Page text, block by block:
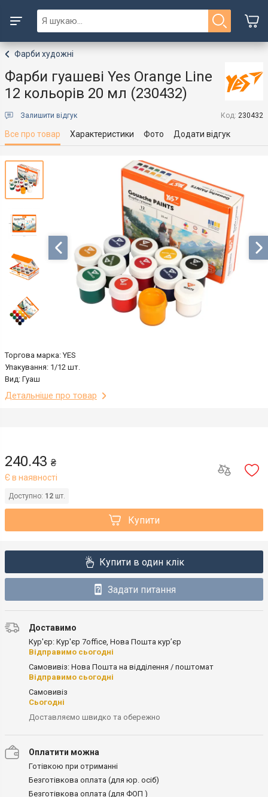
Фарби художні
Фарби гуашеві Yes Orange Line
12 кольорів 20 мл (230432)
Залишити відгук Код: 230432
Все про товар Характеристики Фото Додати відгук
Торгова марка: YES
Упакування: 1/12 шт.
Вид: Гуаш
Детальніше про товар
240.43 ₴
Є в наявності
Доступно: 12 шт.
Купити
Купити в один клік
Задати питання
Доставимо
Кур'єр: Кур'єр 7office, Нова Пошта кур’єр
Відправимо сьогодні
Самовивіз: Нова Пошта на відділення / поштомат
Відправимо сьогодні
Самовивіз
Сьогодні
Доставляємо швидко та обережно
Оплатити можна
Готівкою при отриманні
Безготівкова оплата (для юр. осіб)
Безготівкова оплата (для ФОП )